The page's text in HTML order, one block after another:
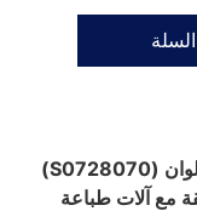
توفر عبوة شريط النقش DYMO ثلاثية الألوان (S0728070)
مع آلات طباعة